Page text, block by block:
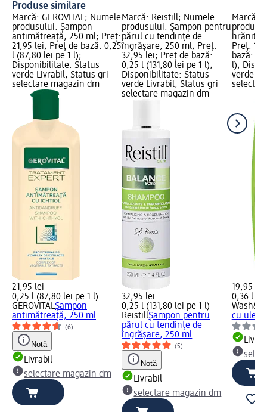
Produse similare
Marcă: GEROVITAL; Numele
produsului: Şampon
antimătreaţă, 250 ml; Preț:
21,95 lei; Preț de bază: 0,25
l (87,80 lei pe 1 l);
Disponibilitate: Status
verde Livrabil, Status gri
selectare magazin dm
21,95 lei
0,25 l (87,80 lei pe 1 l)
GEROVITALŞampon
antimătreaţă, 250 ml
(6)
Notă
Livrabil
selectare magazin dm
Marcă: Reistill; Numele
produsului: Șampon pentru
părul cu tendințe de
îngrășare, 250 ml; Preț:
32,95 lei; Preț de bază:
0,25 l (131,80 lei pe 1 l);
Disponibilitate: Status
verde Livrabil, Status gri
selectare magazin dm
32,95 lei
0,25 l (131,80 lei pe 1 l)
ReistillȘampon pentru
părul cu tendințe de
îngrășare, 250 ml
(5)
Notă
Livrabil
selectare magazin dm
Marcă:
hrănitor
Preț:
bază:
l);
verde
19,95 lei
0,36 l
cu